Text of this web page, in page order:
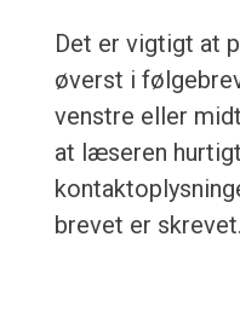
Det er vigtigt at
øverst i
venstre eller
at læseren
brevet er skrevet.